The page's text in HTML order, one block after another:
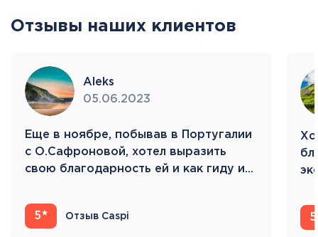
Отзывы наших клиентов
Aleks
05.06.2023
Eще в ноябре, побывав в Португалии
с О.Сафроновой, хотел выразить
свою благодарность ей и как гиду и…
5 Отзыв Caspi 5